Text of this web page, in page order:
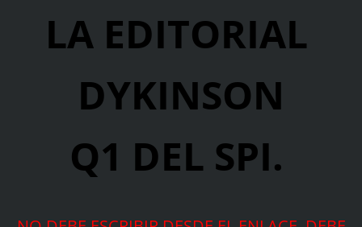
LA EDITORIAL
DYKINSON
Q1 DEL SPI.